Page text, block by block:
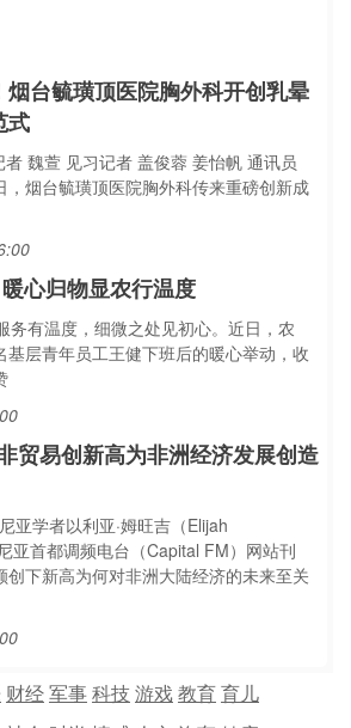
烟台毓璜顶医院胸外科开创乳晕
式
魏萱 见习记者 盖俊蓉 姜怡帆 通讯员
，烟台毓璜顶医院胸外科传来重磅创新成
心归物显农行温度
务有温度，细微之处见初心。近日，农
基层青年员工王健下班后的暖心举动，收
贸易创新高为非洲经济发展创造
亚学者以利亚·姆旺吉（Elijah
亚首都调频电台（Capital FM）网站刊
创下新高为何对非洲大陆经济的未来至关
财经军事科技游戏教育育儿